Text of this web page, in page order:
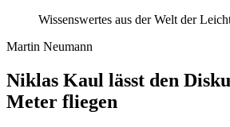
Wissenswertes aus der Welt der
Martin Neumann
Niklas Kaul lässt den
Meter fliegen